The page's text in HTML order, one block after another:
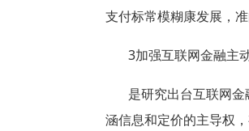
支付标常模糊康发展，
3加强互联网金融主
是研究出台互联网
涵信息和定价的主导权